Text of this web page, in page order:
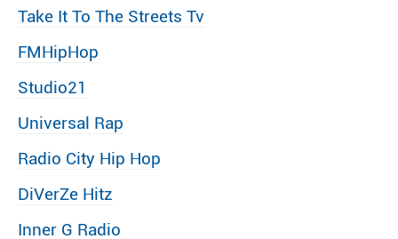
Take It To The Streets Tv
FMHipHop
Studio21
Universal Rap
Radio City Hip Hop
DiVerZe Hitz
Inner G Radio